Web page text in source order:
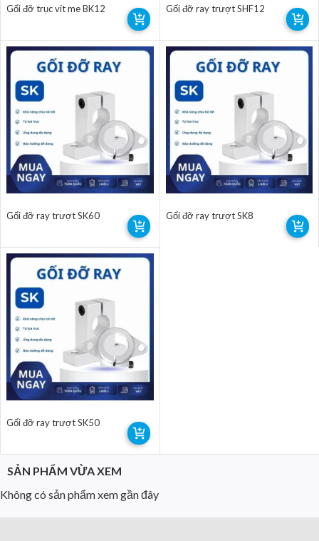
Gối đỡ trục vít me BK12 Gối đỡ ray trượt SHF12
Gối đỡ ray trượt SK60 Gối đỡ ray trượt SK8
Gối đỡ ray trượt SK50
SẢN PHẨM VỪA XEM
Không có sản phẩm xem gần đây